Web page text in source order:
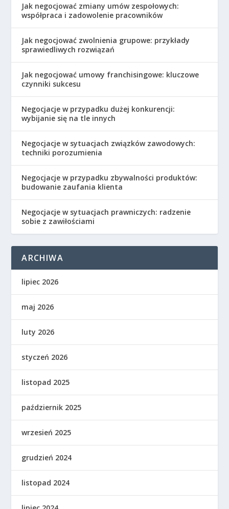
Jak negocjować zmiany umów zespołowych:
współpraca i zadowolenie pracowników
Jak negocjować zwolnienia grupowe: przykłady
sprawiedliwych rozwiązań
Jak negocjować umowy franchisingowe: kluczowe
czynniki sukcesu
Negocjacje w przypadku dużej konkurencji:
wybijanie się na tle innych
Negocjacje w sytuacjach związków zawodowych:
techniki porozumienia
Negocjacje w przypadku zbywalności produktów:
budowanie zaufania klienta
Negocjacje w sytuacjach prawniczych: radzenie
sobie z zawiłościami
ARCHIWA
lipiec 2026
maj 2026
luty 2026
styczeń 2026
listopad 2025
październik 2025
wrzesień 2025
grudzień 2024
listopad 2024